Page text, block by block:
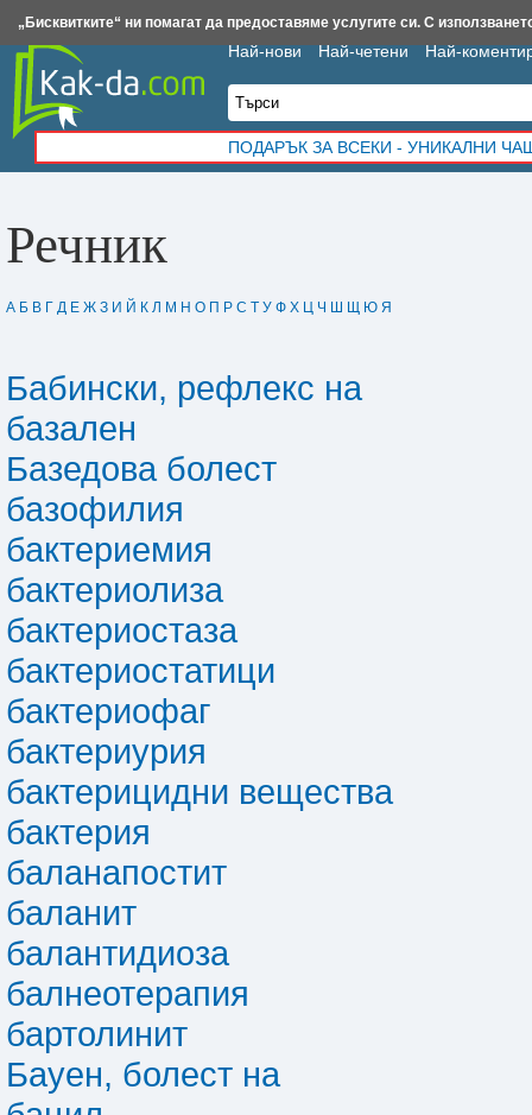
Речник
А Б В Г Д Е Ж З И Й К Л М Н О П Р С Т У Ф Х Ц Ч Ш Щ Ю Я
Бабински, рефлекс на
базален
Базедова болест
базофилия
бактериемия
бактериолиза
бактериостаза
бактериостатици
бактериофаг
бактериурия
бактерицидни вещества
бактерия
баланапостит
баланит
балантидиоза
балнеотерапия
бартолинит
Бауен, болест на
Най-нови Най-четени Най-
ПОДАРЪК ЗА ВСЕКИ - УНИКАЛНИ
Insert.bg Framar.bg Kak-da.com Iztochnik.com BauBau.bg NewAge.bg
„Бисквитките“ ни помагат да предоставяме услугите си. С